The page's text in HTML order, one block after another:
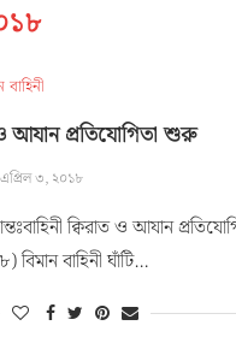
বাহিনী
ও আযান প্রতিযোগিতা শুরু
এপ্রিল ৩, ২০১৮
ক্বিরাত ও আযান
বাহিনী ঘাঁটি…